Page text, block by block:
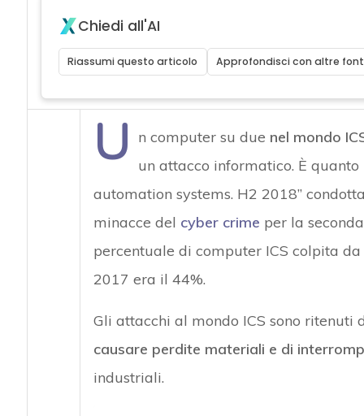
Chiedi all'AI
Riassumi questo articolo Approfondisci con altre
U n computer su due nel mondo
un attacco informatico. È
automation systems. H2 2018”
minacce del cyber crime per la
percentuale di computer ICS colpita
2017 era il 44%.
Gli attacchi al mondo ICS sono
causare perdite materiali e di
industriali.